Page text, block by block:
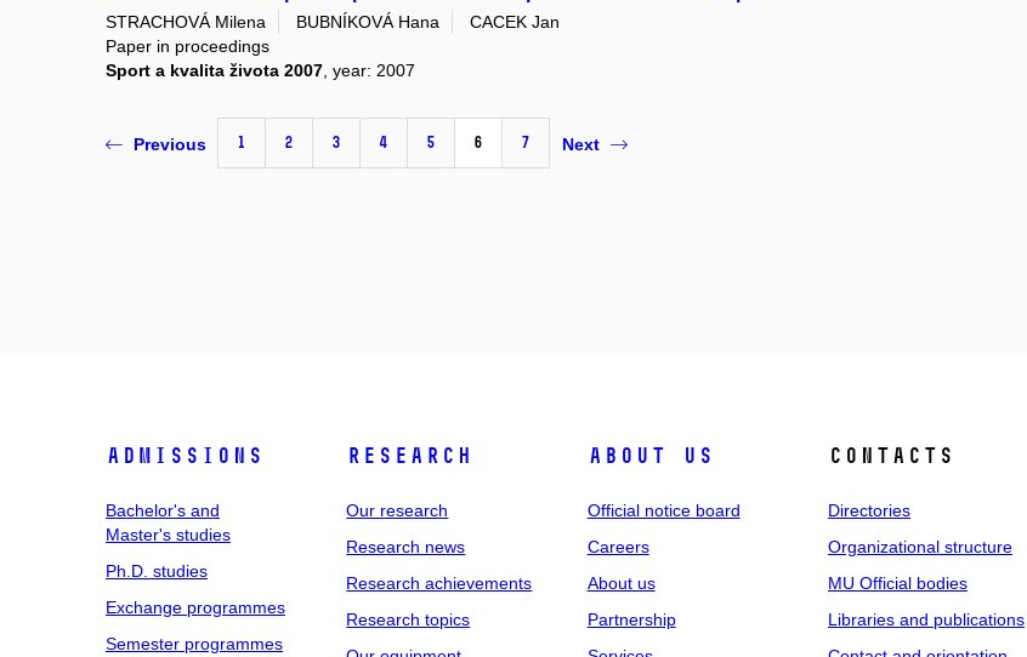
STRACHOVÁ Milena BUBNÍKOVÁ Hana
CACEK Jan
Paper in proceedings
Sport a kvalita života 2007, year: 2007
Previous 1 2 3 4 5 6 7 Next
Admissions
Bachelor's and
Master's studies
Ph.D. studies
Exchange programmes
Semester programmes
Research
Our research
Research news
Research achievements
Research topics
About us
Official notice board
Careers
About us
Partnership
Contacts
Directories
Organizational structure
MU Official bodies
Libraries and publications